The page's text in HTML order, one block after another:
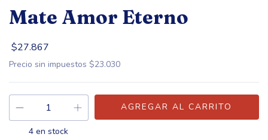
Mate Amor Eterno
$27.867
Precio sin impuestos $23.030
4 en stock